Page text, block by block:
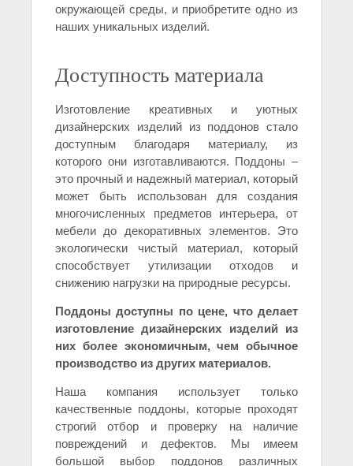
окружающей среды, и приобретите одно из
наших уникальных изделий.
Доступность материала
Изготовление креативных и уютных
дизайнерских изделий из поддонов стало
доступным благодаря материалу, из
которого они изготавливаются. Поддоны –
это прочный и надежный материал, который
может быть использован для создания
многочисленных предметов интерьера, от
мебели до декоративных элементов. Это
экологически чистый материал, который
способствует утилизации отходов и
снижению нагрузки на природные ресурсы.
Поддоны доступны по цене, что делает
изготовление дизайнерских изделий из
них более экономичным, чем обычное
производство из других материалов.
Наша компания использует только
качественные поддоны, которые проходят
строгий отбор и проверку на наличие
повреждений и дефектов. Мы имеем
большой выбор поддонов различных